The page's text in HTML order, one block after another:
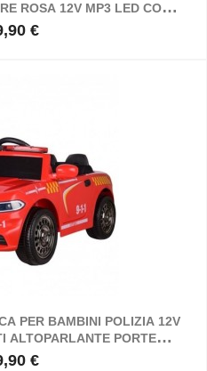
ROSA 12V MP3 LED CON
SEDILI IN PELLE
€
PER BAMBINI POLIZIA 12V
ALTOPARLANTE PORTE
CON TELECOMANDO
€